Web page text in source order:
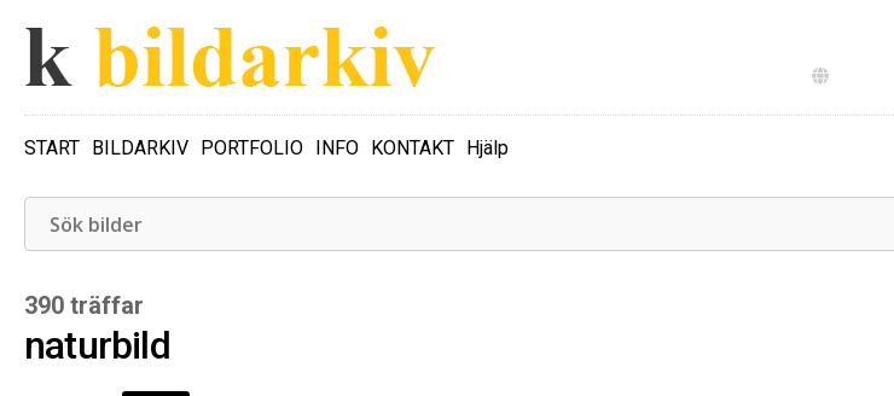
START BILDARKIV PORTFOLIO INFO KONTAKT Hjälp
390 träffar
naturbild